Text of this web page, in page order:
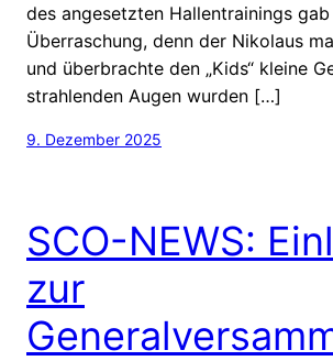
des angesetzten Hallentrainings
Überraschung, denn der Nikolaus
und überbrachte den „Kids“ kleine
strahlenden Augen wurden […]
9. Dezember 2025
SCO-NEWS:
zur